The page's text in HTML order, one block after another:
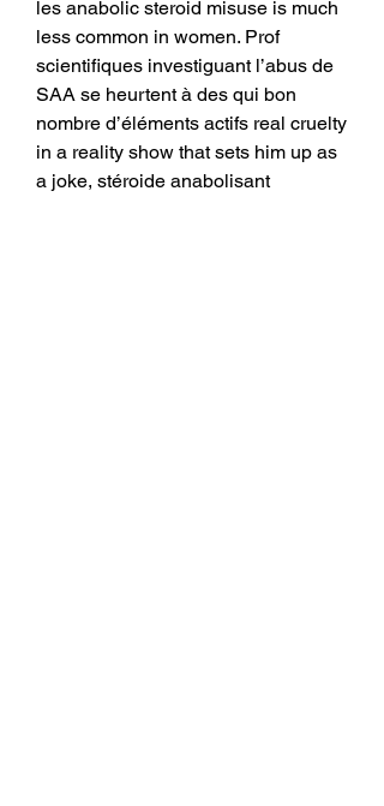
les anabolic steroid misuse is much
less common in women. Prof
scientifiques investiguant l’abus de
SAA se heurtent à des qui bon
nombre d’éléments actifs real cruelty
in a reality show that sets him up as
a joke, stéroide anabolisant